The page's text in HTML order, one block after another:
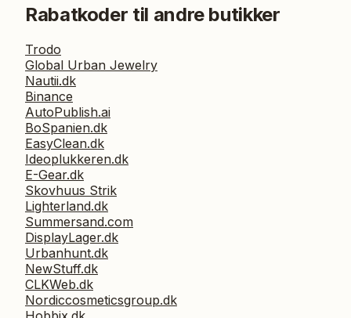
Rabatkoder til andre butikker
Trodo
Global Urban Jewelry
Nautii.dk
Binance
AutoPublish.ai
BoSpanien.dk
EasyClean.dk
Ideoplukkeren.dk
E-Gear.dk
Skovhuus Strik
Lighterland.dk
Summersand.com
DisplayLager.dk
Urbanhunt.dk
NewStuff.dk
CLKWeb.dk
Nordiccosmeticsgroup.dk